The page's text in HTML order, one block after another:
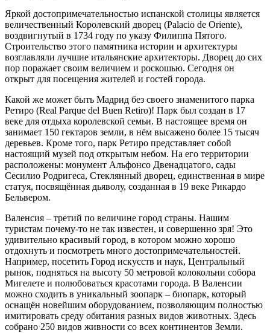
Яркой достопримечательностью испанской столицы является
величественный Королевский дворец (Palacio de Oriente),
воздвигнутый в 1734 году по указу Филиппа Пятого.
Строительство этого памятника истории и архитектуры
возглавляли лучшие итальянские архитекторы. Дворец до сих
пор поражает своим величием и роскошью. Сегодня он
открыт для посещения жителей и гостей города.
Какой же может быть Мадрид без своего знаменитого парка
Ретиро (Real Parque del Buen Retiro)! Парк был создан в 17
веке для отдыха королевской семьи. В настоящее время он
занимает 150 гектаров земли, в нём высажено более 15 тысяч
деревьев. Кроме того, парк Ретиро представляет собой
настоящий музей под открытым небом. На его территории
расположены: монумент Альфонсо Двенадцатого, сады
Сесилио Родригеса, Стеклянный дворец, единственная в мире
статуя, посвящённая дьяволу, созданная в 19 веке Рикардо
Бельвером.
Валенсия – третий по величине город страны. Нашим
туристам почему-то не так известен, и совершенно зря! Это
удивительно красивый город, в котором можно хорошо
отдохнуть и посмотреть много достопримечательностей.
Например, посетить Город искусств и наук, Центральный
рынок, подняться на высоту 50 метровой колокольни собора
Мигелете и полюбоваться красотами города. В Валенсии
можно сходить в уникальный зоопарк – биопарк, который
оснащён новейшим оборудованием, позволяющим полностью
имитировать среду обитания разных видов животных. Здесь
собрано 250 видов живности со всех континентов Земли.